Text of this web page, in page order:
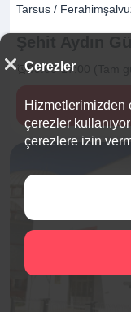
Tarsus /
09:00-17:00 (Tam
Çerezler
Hizmetlerimizden
çerezler
çerezlere izin